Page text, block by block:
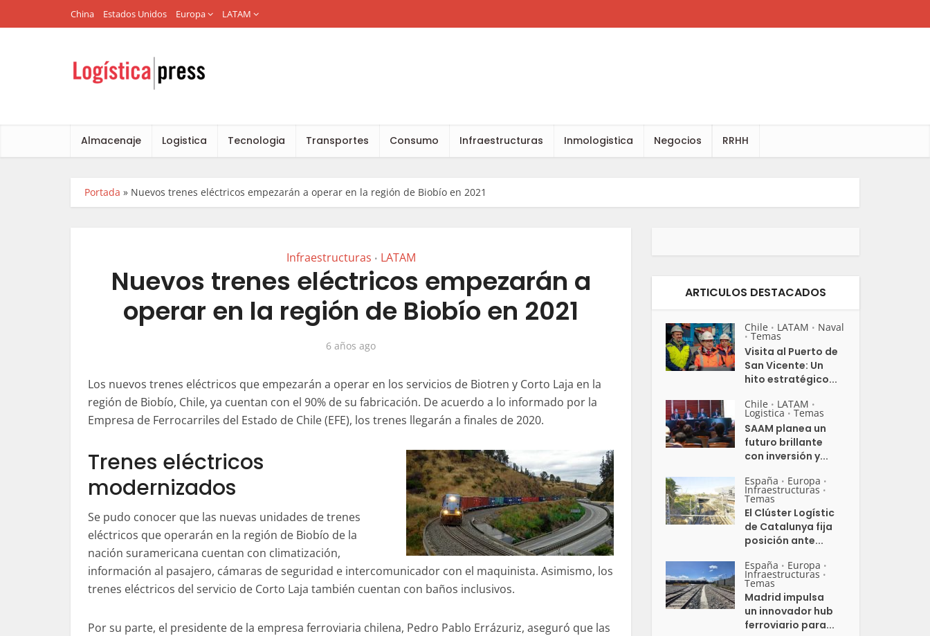
China Estados Unidos Europa LATAM
Almacenaje Logistica Tecnologia Transportes Consumo Infraestructuras Inmologistica Negocios RRHH
Portada » Nuevos trenes eléctricos empezarán a operar en la región de Biobío en 2021
Infraestructuras • LATAM
Nuevos trenes eléctricos empezarán a
operar en la región de Biobío en 2021
6 años ago
Los nuevos trenes eléctricos que empezarán a operar en los servicios de Biotren y Corto Laja en la
región de Biobío, Chile, ya cuentan con el 90% de su fabricación. De acuerdo a lo informado por la
Empresa de Ferrocarriles del Estado de Chile (EFE), los trenes llegarán a finales de 2020.
Trenes eléctricos
modernizados
Se pudo conocer que las nuevas unidades de trenes
eléctricos que operarán en la región de Biobío de la
nación suramericana cuentan con climatización,
información al pasajero, cámaras de seguridad e intercomunicador con el maquinista. Asimismo, los
trenes eléctricos del servicio de Corto Laja también cuentan con baños inclusivos.
Por su parte, el presidente de la empresa ferroviaria chilena, Pedro Pablo Errázuriz, aseguró que las
ARTICULOS DESTACADOS
Chile • LATAM • Naval
• Temas
Visita al Puerto de
San Vicente: Un
hito estratégico...
Chile • LATAM •
Logistica • Temas
SAAM planea un
futuro brillante
con inversión y...
España • Europa •
Infraestructuras •
Temas
El Clúster Logístic
de Catalunya fija
posición ante...
España • Europa •
Infraestructuras •
Temas
Madrid impulsa
un innovador hub
ferroviario para...